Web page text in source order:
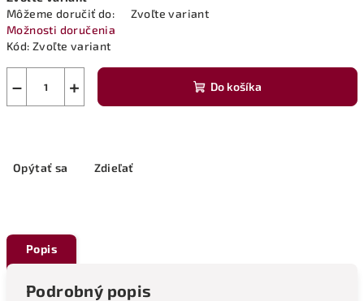
Môžeme doručiť do:
Zvoľte variant
Možnosti doručenia
Kód: Zvoľte variant
+
− Do košíka
Opýtať sa Zdieľať
Popis
Podrobný popis